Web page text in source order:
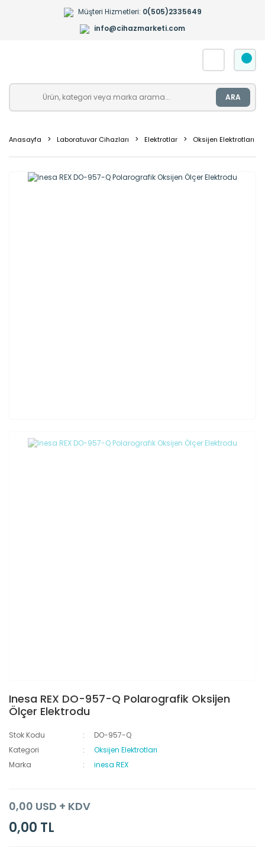
Müşteri Hizmetleri: 0(505)2335649
info@cihazmarketi.com
ARA
Anasayfa Laboratuvar Cihazları Elektrotlar Oksijen Elektrotları
Inesa REX DO-957-Q Polarografik Oksijen
Ölçer Elektrodu
Stok Kodu
DO-957-Q
Kategori
Oksijen Elektrotları
Marka
inesa REX
0,00 USD + KDV
0,00 TL